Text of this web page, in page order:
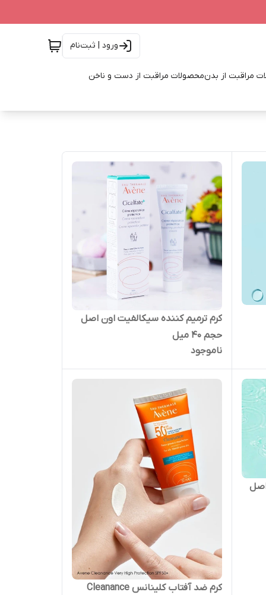
ورود | ثبت‌نام
مراقبت از بدنمحصولات مراقبت از دست و ناخن
کرم ترمیم کننده سیکالفیت اون اصل
حجم ۴۰ میل
ناموجود
کرم ضد آفتاب کلینانس Cleanance